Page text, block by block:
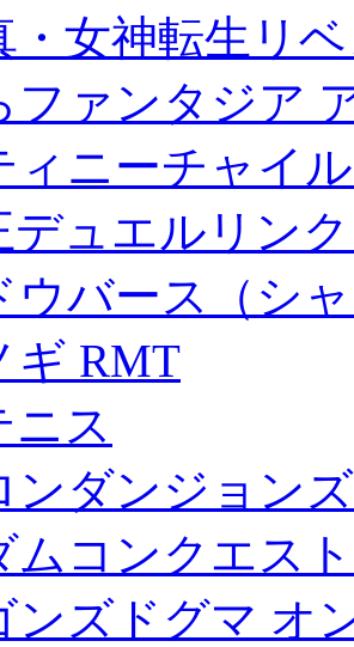
・女神転生リ
ファンタジア
ィニーチャイ
デュエルリン
ウバース（シ
ギ RMT
ニス
ンダンジョン
ムコンクエスト
ンズドグマ オ